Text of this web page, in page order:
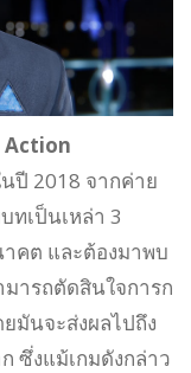
Action
ปี 2018 จากค่าย
ทเป็นเหล่า 3
คต และต้องมาพบ
มารถตัดสินใจการก
มันจะส่งผลไปถึง
ซึ่งแม้เกมดังกล่าว